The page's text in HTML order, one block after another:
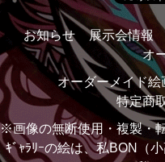
お知らせ 展示会情報
オ
オーダーメイド絵
特定商
※画像の無断使用・複製・
ｷﾞｬﾗﾘｰの絵は、私BON（